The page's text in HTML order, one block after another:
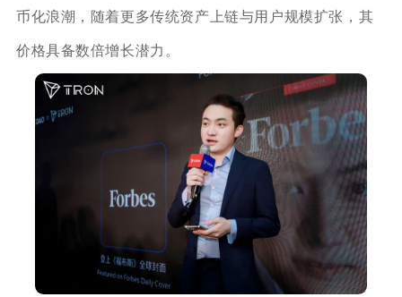
币化浪潮，随着更多传统资产上链与用户规模扩张，其
价格具备数倍增长潜力。